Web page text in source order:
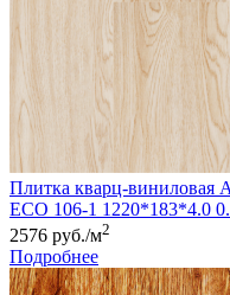
Плитка кварц-виниловая
ЕСО 106-1 1220*183*4.0
2576 руб./м2
Подробнее